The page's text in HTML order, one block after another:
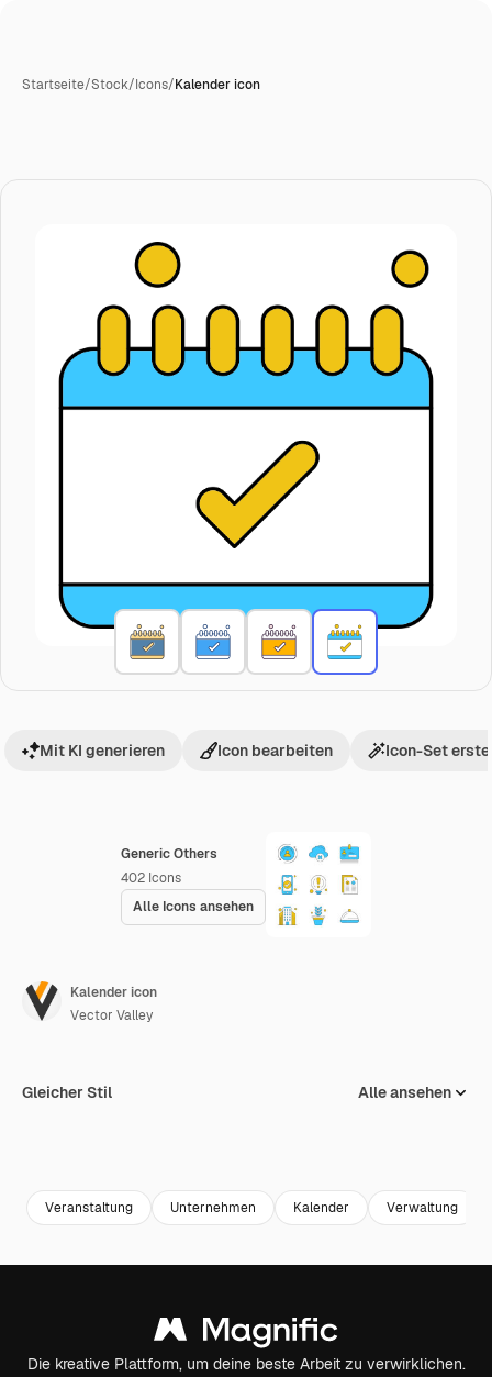
Startseite/Stock/Icons/Kalender icon
Generic Others
402 Icons
Alle Icons ansehen
Mit KI generieren Icon bearbeiten Icon-Set
Kalender icon
Vector Valley
Gleicher Stil Alle ansehen
Veranstaltung Unternehmen Kalender Verwaltung
Die kreative Plattform, um deine beste Arbeit zu verwirklichen.